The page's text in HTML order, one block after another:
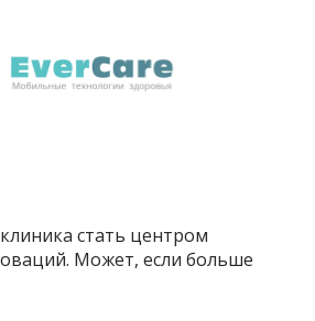
стать центром
Может, если больше